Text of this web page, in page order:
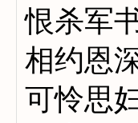
恨杀军
相约恩
可怜思